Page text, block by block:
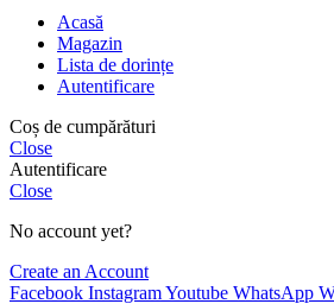
Acasă
Magazin
Lista de dorințe
Autentificare
Coș de cumpărături
Close
Autentificare
Close
No account yet?
Create an Account
Facebook InstagramYoutube WhatsApp